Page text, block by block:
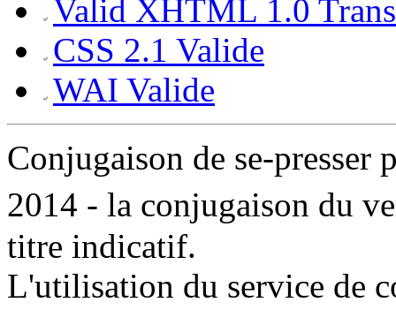
Valid XHTML 1.0
CSS 2.1 Valide
WAI Valide
Conjugaison de se-
2014 - la conjugaison du
titre indicatif.
L'utilisation du service de